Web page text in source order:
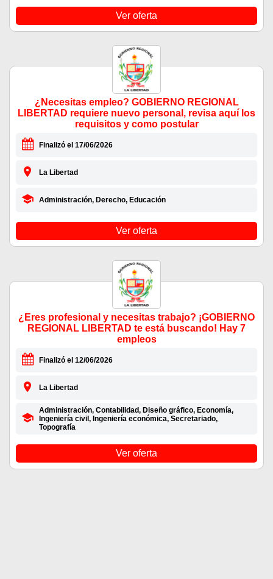
Ver oferta
¿Necesitas empleo? GOBIERNO REGIONAL
LIBERTAD requiere nuevo personal, revisa aquí los
requisitos y como postular
Finalizó el 17/06/2026
La Libertad
Administración, Derecho, Educación
Ver oferta
¿Eres profesional y necesitas trabajo? ¡GOBIERNO
REGIONAL LIBERTAD te está buscando! Hay 7
empleos
Finalizó el 12/06/2026
La Libertad
Administración, Contabilidad, Diseño gráfico, Economía,
Ingeniería civil, Ingeniería económica, Secretariado,
Topografía
Ver oferta